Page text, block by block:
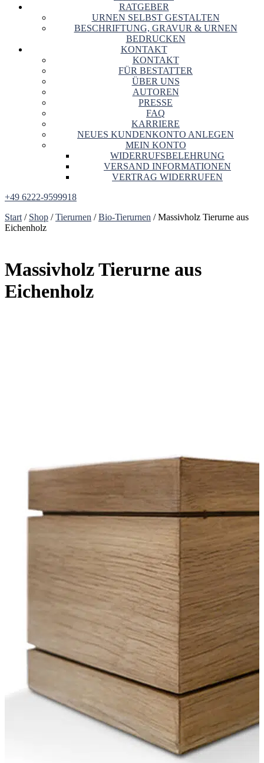
RATGEBER
URNEN SELBST GESTALTEN
BESCHRIFTUNG, GRAVUR & URNEN
BEDRUCKEN
KONTAKT
KONTAKT
FÜR BESTATTER
ÜBER UNS
AUTOREN
PRESSE
FAQ
KARRIERE
NEUES KUNDENKONTO ANLEGEN
MEIN KONTO
WIDERRUFSBELEHRUNG
VERSAND INFORMATIONEN
VERTRAG WIDERRUFEN
+49 6222-9599918
Start / Shop /Tierurnen /Bio-Tierurnen / Massivholz Tierurne aus
Eichenholz
Massivholz Tierurne aus
Eichenholz